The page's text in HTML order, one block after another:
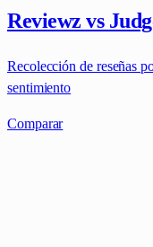
Reviewz vs
Recolección de reseñas
sentimiento
Comparar